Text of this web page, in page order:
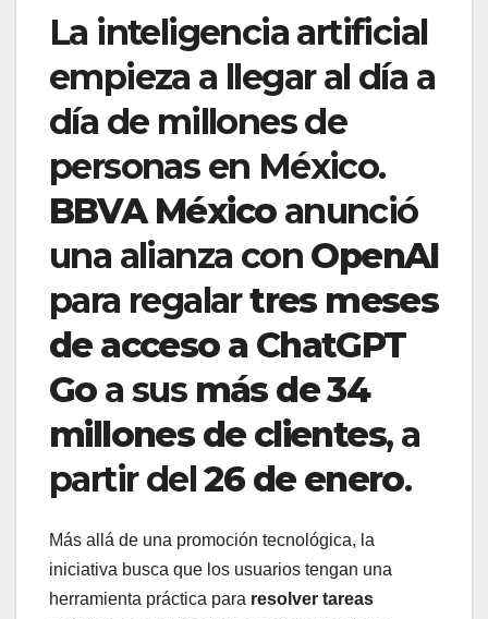
La inteligencia artificial
empieza a llegar al día a
día de millones de
personas en México.
BBVA Méxicoanunció
una alianza con OpenAI
para regalartres meses
de acceso a ChatGPT
Goa sus más de 34
millones de clientes, a
partir del26 de enero.
Más allá de una promoción tecnológica, la
iniciativa busca que los usuarios tengan una
herramienta práctica para resolver tareas